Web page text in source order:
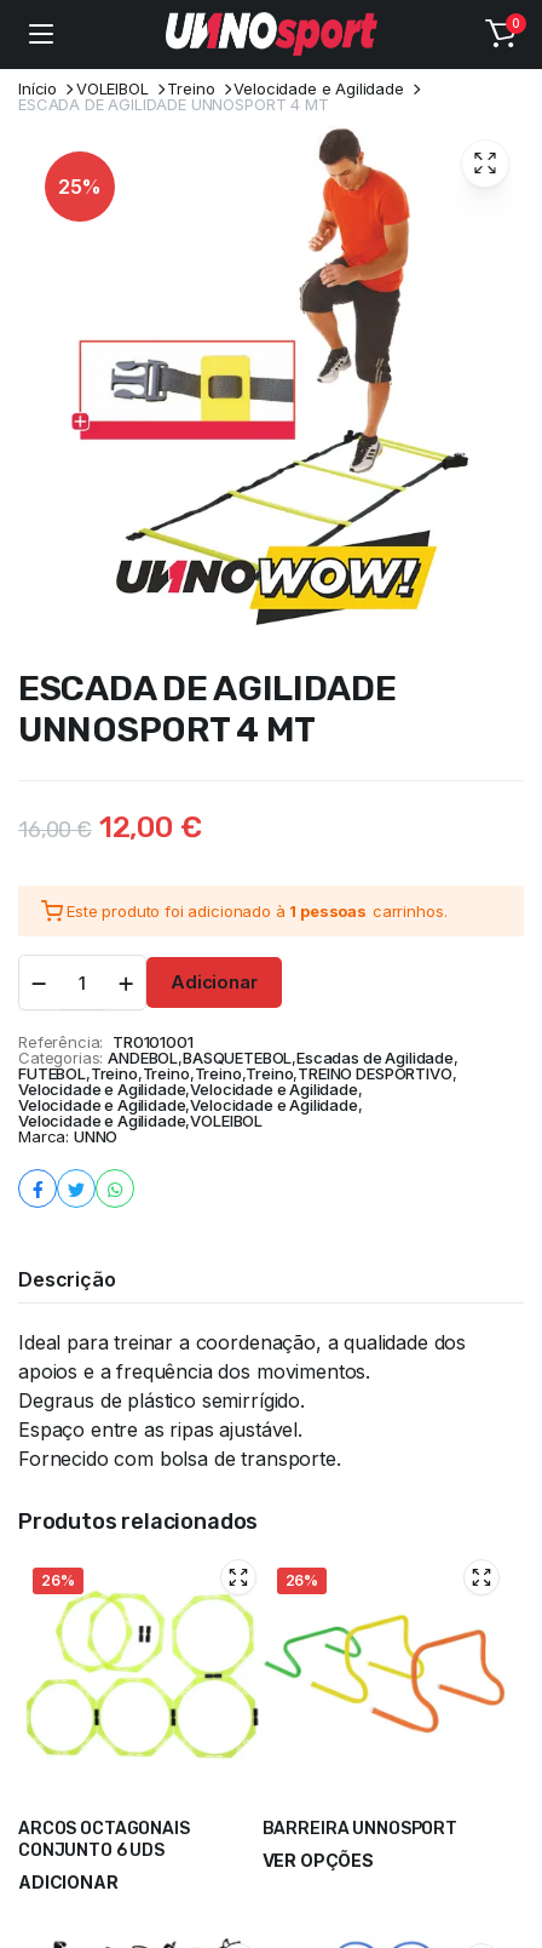
0
Início VOLEIBOL Treino
Velocidade e Agilidade
ESCADA DE AGILIDADE UNNOSPORT 4 MT
25%
ESCADA DE AGILIDADE
UNNOSPORT 4 MT
16,00€ 12,00 €
Este produto foi adicionado à 1 pessoas carrinhos.
Adicionar
Referência:
TR0101001
Categorias: ANDEBOL,BASQUETEBOL,Escadas de Agilidade,
FUTEBOL,Treino,Treino,Treino,Treino,TREINO DESPORTIVO,
Velocidade e Agilidade,Velocidade e Agilidade,
Velocidade e Agilidade,Velocidade e Agilidade,
Velocidade e Agilidade,VOLEIBOL
Marca: UNNO
Descrição
Ideal para treinar a coordenação, a qualidade dos
apoios e a frequência dos movimentos.
Degraus de plástico semirrígido.
Espaço entre as ripas ajustável.
Fornecido com bolsa de transporte.
Produtos relacionados
26%
ARCOS OCTAGONAIS
CONJUNTO 6 UDS
ADICIONAR
26%
BARREIRA UNNOSPORT
VER OPÇÕES